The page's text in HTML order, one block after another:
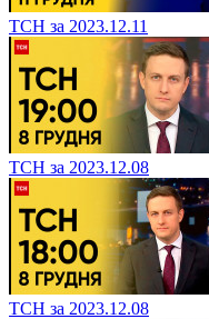
ТСН за 2023.12.11
ТСН за 2023.12.08
ТСН за 2023.12.08